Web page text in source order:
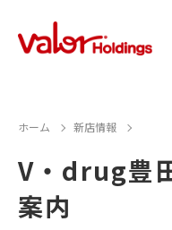
ホーム 新店情報
V・drug豊
案内